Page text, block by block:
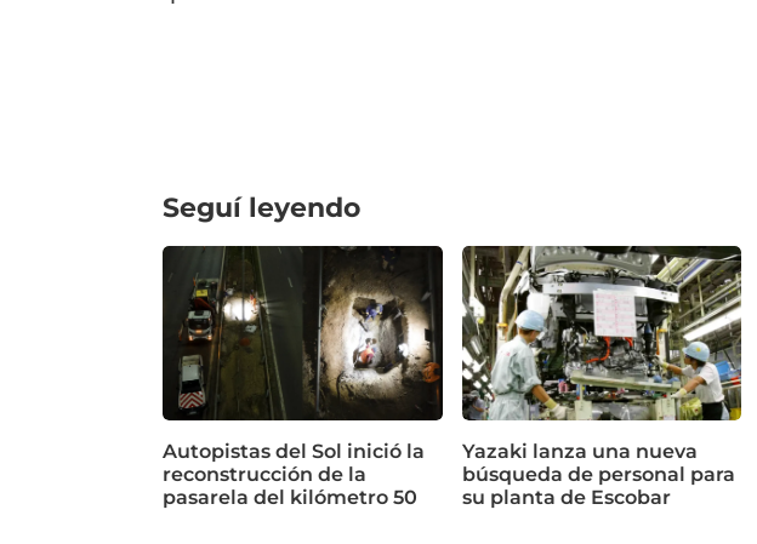
Seguí leyendo
Autopistas del Sol inició la
reconstrucción de la
pasarela del kilómetro 50
Yazaki lanza una nueva
búsqueda de personal para
su planta de Escobar